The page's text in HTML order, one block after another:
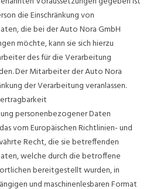
die Einschränkung von
die bei der Auto Nora GmbH
möchte, kann sie sich hierzu
des für die Verarbeitung
Der Mitarbeiter der Auto Nora
der Verarbeitung veranlassen.
personenbezogener Daten
vom Europäischen Richtlinien- und
Recht, die sie betreffenden
welche durch die betroffene
bereitgestellt wurden, in
und maschinenlesbaren Format